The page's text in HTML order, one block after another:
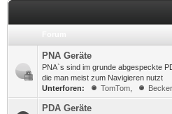
PNA Geräte
PNA`s sind im grunde abgespeckte
die man meist zum Navigieren nutzt
Unterforen:
TomTom Becker
PDA Geräte